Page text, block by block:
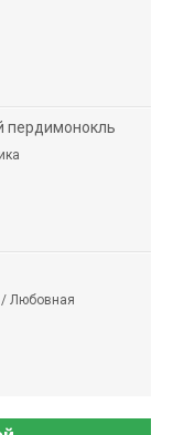
пердимонокль
/ Любовная